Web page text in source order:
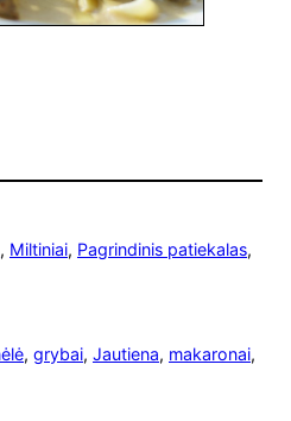
, Miltiniai, Pagrindinis patiekalas
, grybai, Jautiena, makaronai